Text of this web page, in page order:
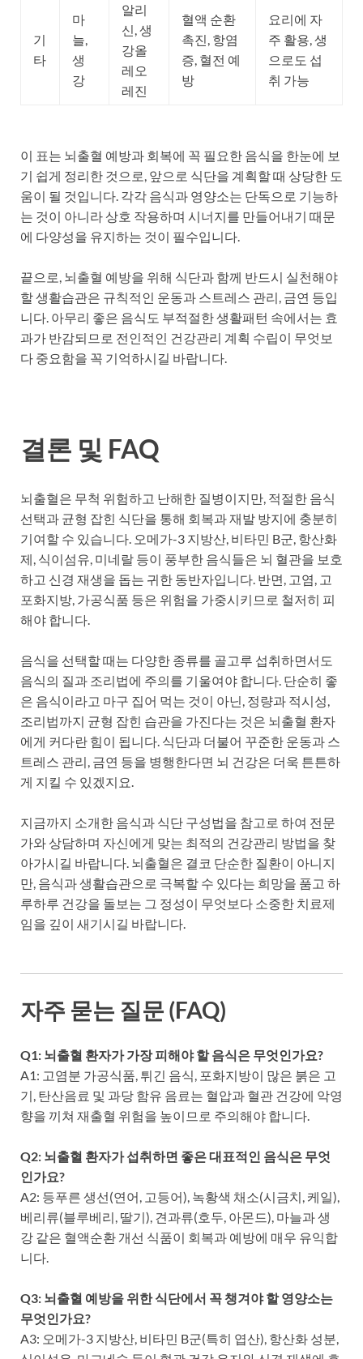
기
타
마
늘,
생
강
알리
신, 생
강올
레오
레진
혈액 순환
촉진, 항염
증, 혈전 예
방
요리에 자
주 활용, 생
으로도 섭
취 가능
이 표는 뇌출혈 예방과 회복에 꼭 필요한 음식을 한눈에 보
기 쉽게 정리한 것으로, 앞으로 식단을 계획할 때 상당한 도
움이 될 것입니다. 각각 음식과 영양소는 단독으로 기능하
는 것이 아니라 상호 작용하며 시너지를 만들어내기 때문
에 다양성을 유지하는 것이 필수입니다.
끝으로, 뇌출혈 예방을 위해 식단과 함께 반드시 실천해야
할 생활습관은 규칙적인 운동과 스트레스 관리, 금연 등입
니다. 아무리 좋은 음식도 부적절한 생활패턴 속에서는 효
과가 반감되므로 전인적인 건강관리 계획 수립이 무엇보
다 중요함을 꼭 기억하시길 바랍니다.
결론 및 FAQ
뇌출혈은 무척 위험하고 난해한 질병이지만, 적절한 음식
선택과 균형 잡힌 식단을 통해 회복과 재발 방지에 충분히
기여할 수 있습니다. 오메가-3 지방산, 비타민 B군, 항산화
제, 식이섬유, 미네랄 등이 풍부한 음식들은 뇌 혈관을 보호
하고 신경 재생을 돕는 귀한 동반자입니다. 반면, 고염, 고
포화지방, 가공식품 등은 위험을 가중시키므로 철저히 피
해야 합니다.
음식을 선택할 때는 다양한 종류를 골고루 섭취하면서도
음식의 질과 조리법에 주의를 기울여야 합니다. 단순히 좋
은 음식이라고 마구 집어 먹는 것이 아닌, 정량과 적시성,
조리법까지 균형 잡힌 습관을 가진다는 것은 뇌출혈 환자
에게 커다란 힘이 됩니다. 식단과 더불어 꾸준한 운동과 스
트레스 관리, 금연 등을 병행한다면 뇌 건강은 더욱 튼튼하
게 지킬 수 있겠지요.
지금까지 소개한 음식과 식단 구성법을 참고로 하여 전문
가와 상담하며 자신에게 맞는 최적의 건강관리 방법을 찾
아가시길 바랍니다. 뇌출혈은 결코 단순한 질환이 아니지
만, 음식과 생활습관으로 극복할 수 있다는 희망을 품고 하
루하루 건강을 돌보는 그 정성이 무엇보다 소중한 치료제
임을 깊이 새기시길 바랍니다.
자주 묻는 질문 (FAQ)
Q1: 뇌출혈 환자가 가장 피해야 할 음식은 무엇인가요?
A1: 고염분 가공식품, 튀긴 음식, 포화지방이 많은 붉은 고
기, 탄산음료 및 과당 함유 음료는 혈압과 혈관 건강에 악영
향을 끼쳐 재출혈 위험을 높이므로 주의해야 합니다.
Q2: 뇌출혈 환자가 섭취하면 좋은 대표적인 음식은 무엇
인가요?
A2: 등푸른 생선(연어, 고등어), 녹황색 채소(시금치, 케일),
베리류(블루베리, 딸기), 견과류(호두, 아몬드), 마늘과 생
강 같은 혈액순환 개선 식품이 회복과 예방에 매우 유익합
니다.
Q3: 뇌출혈 예방을 위한 식단에서 꼭 챙겨야 할 영양소는
무엇인가요?
A3: 오메가-3 지방산, 비타민 B군(특히 엽산), 항산화 성분,